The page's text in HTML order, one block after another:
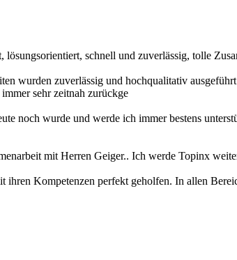
schnell und zuverlässig, tolle
wurden zuverlässig und hochqualitativ
sehr zeitnah zurückge
noch wurde und werde ich immer bestens
mit Herren Geiger.. Ich werde Topinx
Kompetenzen perfekt geholfen. In allen